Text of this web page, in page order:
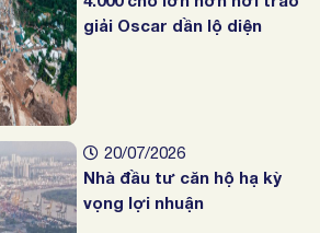
giải Oscar dần lộ diện
20/07/2026
Nhà đầu tư căn hộ hạ kỳ
vọng lợi nhuận